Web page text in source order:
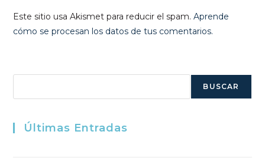
Este sitio usa Akismet para reducir el spam.Aprende
cómo se procesan los datos de tus comentarios.
BUSCAR
Últimas Entradas